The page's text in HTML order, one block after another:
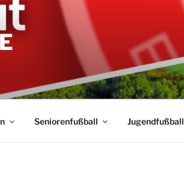
Seniorenfußball Jugendfußball